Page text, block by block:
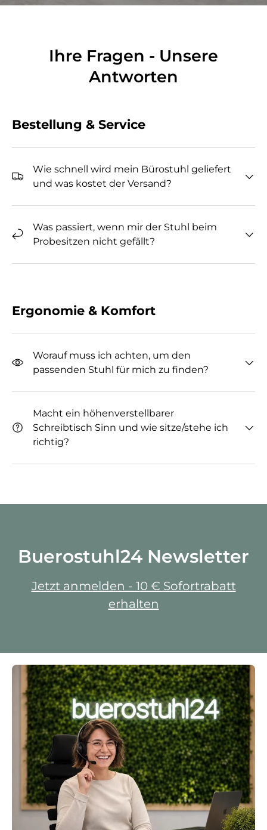
Ihre Fragen - Unsere
Antworten
Bestellung & Service
Wie schnell wird mein Bürostuhl geliefert
und was kostet der Versand?
Was passiert, wenn mir der Stuhl beim
Probesitzen nicht gefällt?
Ergonomie & Komfort
Worauf muss ich achten, um den
passenden Stuhl für mich zu finden?
Macht ein höhenverstellbarer
Schreibtisch Sinn und wie sitze/stehe ich
richtig?
Buerostuhl24 Newsletter
Jetzt anmelden - 10 € Sofortrabatt
erhalten